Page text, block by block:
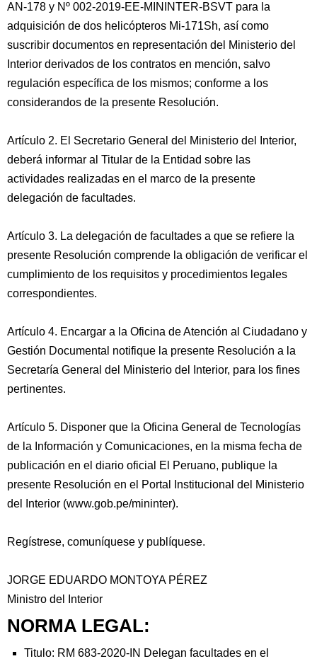
AN-178 y Nº 002-2019-EE-MININTER-BSVT para la
adquisición de dos helicópteros Mi-171Sh, así como
suscribir documentos en representación del Ministerio del
Interior derivados de los contratos en mención, salvo
regulación específica de los mismos; conforme a los
considerandos de la presente Resolución.
Artículo 2. El Secretario General del Ministerio del Interior,
deberá informar al Titular de la Entidad sobre las
actividades realizadas en el marco de la presente
delegación de facultades.
Artículo 3. La delegación de facultades a que se refiere la
presente Resolución comprende la obligación de verificar el
cumplimiento de los requisitos y procedimientos legales
correspondientes.
Artículo 4. Encargar a la Oficina de Atención al Ciudadano y
Gestión Documental notifique la presente Resolución a la
Secretaría General del Ministerio del Interior, para los fines
pertinentes.
Artículo 5. Disponer que la Oficina General de Tecnologías
de la Información y Comunicaciones, en la misma fecha de
publicación en el diario oficial El Peruano, publique la
presente Resolución en el Portal Institucional del Ministerio
del Interior (www.gob.pe/mininter).
Regístrese, comuníquese y publíquese.
JORGE EDUARDO MONTOYA PÉREZ
Ministro del Interior
NORMA LEGAL:
Titulo: RM 683-2020-IN Delegan facultades en el